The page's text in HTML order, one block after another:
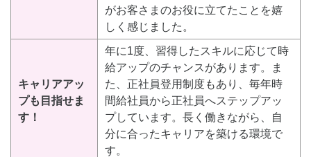
がお客さまのお役に立てたことを嬉
しく感じました。
キャリアアッ
プも目指せま
す！
年に1度、習得したスキルに応じて時
給アップのチャンスがあります。ま
た、正社員登用制度もあり、毎年時
間給社員から正社員へステップアッ
プしています。長く働きながら、自
分に合ったキャリアを築ける環境で
す。